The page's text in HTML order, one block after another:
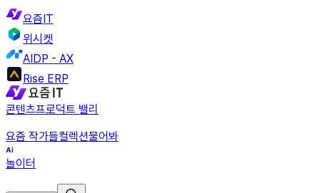
요즘IT
위시켓
AIDP - AX
Rise ERP
콘텐츠프로덕트 밸리
요즘 작가들컬렉션물어봐
놀이터